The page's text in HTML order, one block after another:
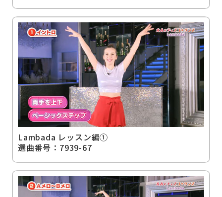
Lambada レッスン編①
選曲番号：7939-67